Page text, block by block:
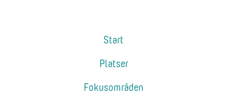
Start
Platser
Fokusområden